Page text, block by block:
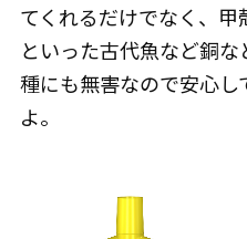
てくれるだけでなく、
といった古代魚など銅
種にも無害なので安心
よ。